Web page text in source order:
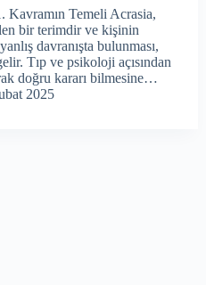
Kavramın Temeli Acrasia,
bir terimdir ve kişinin
davranışta bulunması,
Tıp ve psikoloji açısından
doğru kararı bilmesine…
2025